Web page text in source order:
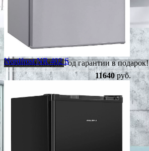
Сезонная скидкаГод гарантии в подарок!
Nordfrost NR 402 S
11640руб.